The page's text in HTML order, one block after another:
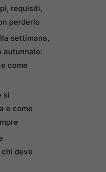
requisiti,
perderlo
settimana,
autunnale:
come
si
e come
deve